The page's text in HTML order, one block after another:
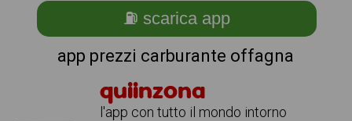
⛽ scarica app
app prezzi carburante offagna
quiinzona
l'app con tutto il mondo intorno